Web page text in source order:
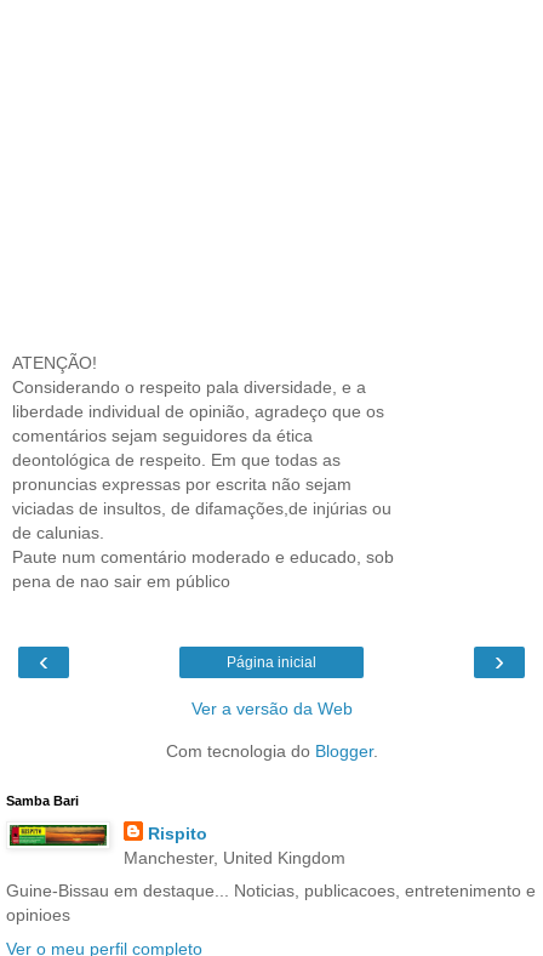
ATENÇÃO!
Considerando o respeito pala diversidade, e a
liberdade individual de opinião, agradeço que os
comentários sejam seguidores da ética
deontológica de respeito. Em que todas as
pronuncias expressas por escrita não sejam
viciadas de insultos, de difamações,de injúrias ou
de calunias.
Paute num comentário moderado e educado, sob
pena de nao sair em público
‹ ›
Página inicial
Ver a versão da Web
Com tecnologia do Blogger.
Samba Bari
Rispito
Manchester, United Kingdom
Guine-Bissau em destaque... Noticias, publicacoes, entretenimento e
opinioes
Ver o meu perfil completo